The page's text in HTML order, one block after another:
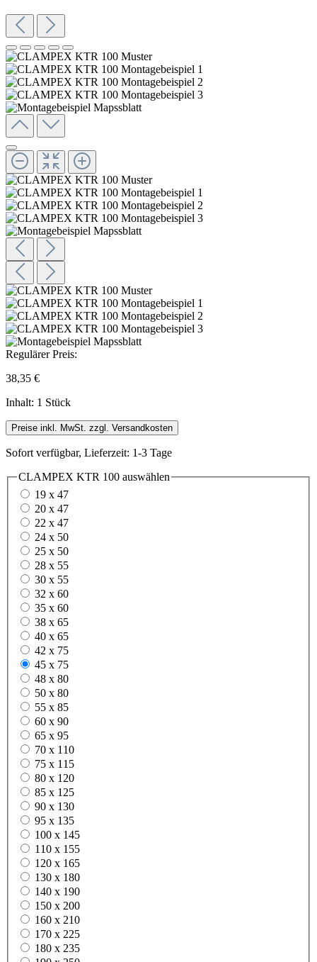
Regulärer Preis:
38,35 €
Inhalt: 1 Stück
Preise inkl. MwSt. zzgl. Versandkosten
Sofort verfügbar, Lieferzeit: 1-3 Tage
CLAMPEX KTR 100 auswählen
19 x 47
20 x 47
22 x 47
24 x 50
25 x 50
28 x 55
30 x 55
32 x 60
35 x 60
38 x 65
40 x 65
42 x 75
45 x 75
48 x 80
50 x 80
55 x 85
60 x 90
65 x 95
70 x 110
75 x 115
80 x 120
85 x 125
90 x 130
95 x 135
100 x 145
110 x 155
120 x 165
130 x 180
140 x 190
150 x 200
160 x 210
170 x 225
180 x 235